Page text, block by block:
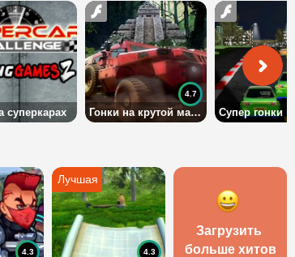
суперкарах Гонки на крутой машине по джунглям
4.7
Супер гонки
4.3 4.3
Загрузить
больше хитов